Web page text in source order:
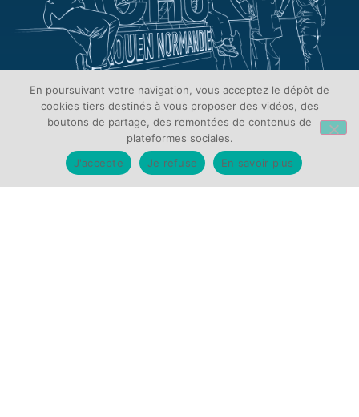
VENIR AU CHU
En poursuivant votre navigation, vous acceptez le dépôt de
cookies tiers destinés à vous proposer des vidéos, des
boutons de partage, des remontées de contenus de
plateformes sociales.
J'accepte
Je refuse En savoir plus